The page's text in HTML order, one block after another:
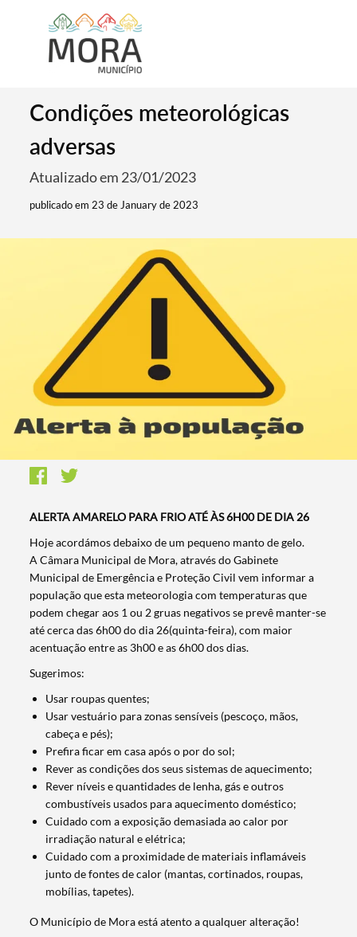
Termo de Pesquisa
Condições meteorológicas
adversas
Atualizado em 23/01/2023
publicado em 23 de January de 2023
ALERTA AMARELO PARA FRIO ATÉ ÀS 6H00 DE DIA 26
Hoje acordámos debaixo de um pequeno manto de gelo.
A Câmara Municipal de Mora, através do Gabinete
Municipal de Emergência e Proteção Civil vem informar a
população que esta meteorologia com temperaturas que
podem chegar aos 1 ou 2 gruas negativos se prevê manter-se
até cerca das 6h00 do dia 26(quinta-feira), com maior
acentuação entre as 3h00 e as 6h00 dos dias.
Sugerimos:
Usar roupas quentes;
Usar vestuário para zonas sensíveis (pescoço, mãos,
cabeça e pés);
Prefira ficar em casa após o por do sol;
Rever as condições dos seus sistemas de aquecimento;
Rever níveis e quantidades de lenha, gás e outros
combustíveis usados para aquecimento doméstico;
Cuidado com a exposição demasiada ao calor por
irradiação natural e elétrica;
Cuidado com a proximidade de materiais inflamáveis
junto de fontes de calor (mantas, cortinados, roupas,
mobílias, tapetes).
O Município de Mora está atento a qualquer alteração!